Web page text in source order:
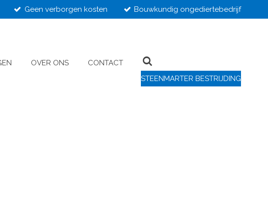
Geen verborgen kosten Bouwkundig ongediertebedrijf
OVER ONS
CONTACT
STEENMARTER BESTRIJDING